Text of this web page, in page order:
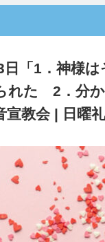
日「1．神様
れた 2．分
宣教会 | 日曜